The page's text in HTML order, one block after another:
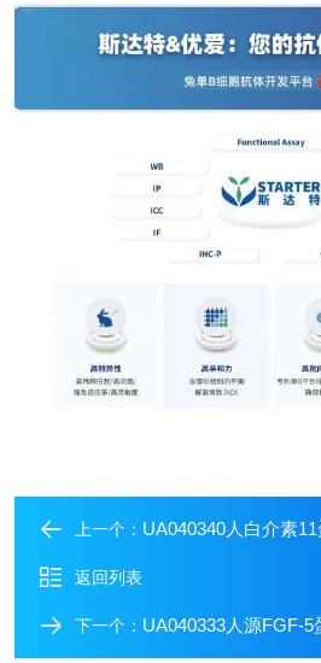
上一个： UA040340人白介素11
返回列表
下一个： UA040333人源FGF-5